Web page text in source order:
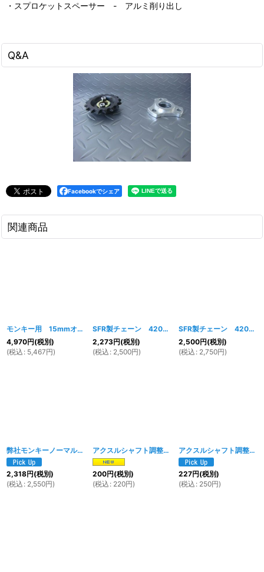
・スプロケットスペーサー - アルミ削り出し
Q&A
Facebookでシェア
関連商品
モンキー用 15mmオフセットスプロケット16T＆スペーサーセット [ 019w]
4,970円(税別)
(税込 : 5,467円)
SFR製チェーン 420-98L ブラック [167w]
2,273円(税別)
(税込 : 2,500円)
SFR製チェーン 420-98L ゴールドカラー
2,500円(税別)
(税込 : 2,750円)
弊社モンキーノーマルタイプスイングアーム用 アルミチェーンケース [1567w
2,318円(税別)
(税込 : 2,550円)
アクスルシャフト調整用 ユニバーサルスペーサー 1ｍｍ
200円(税別)
(税込 : 220円)
アクスルシャフト調整用 ユニバーサルスペーサー 2ｍｍ
227円(税別)
(税込 : 250円)